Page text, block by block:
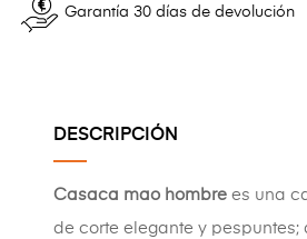
Garantía 30 días de devolución
DESCRIPCIÓN
Casaca mao hombre es una
de corte elegante y